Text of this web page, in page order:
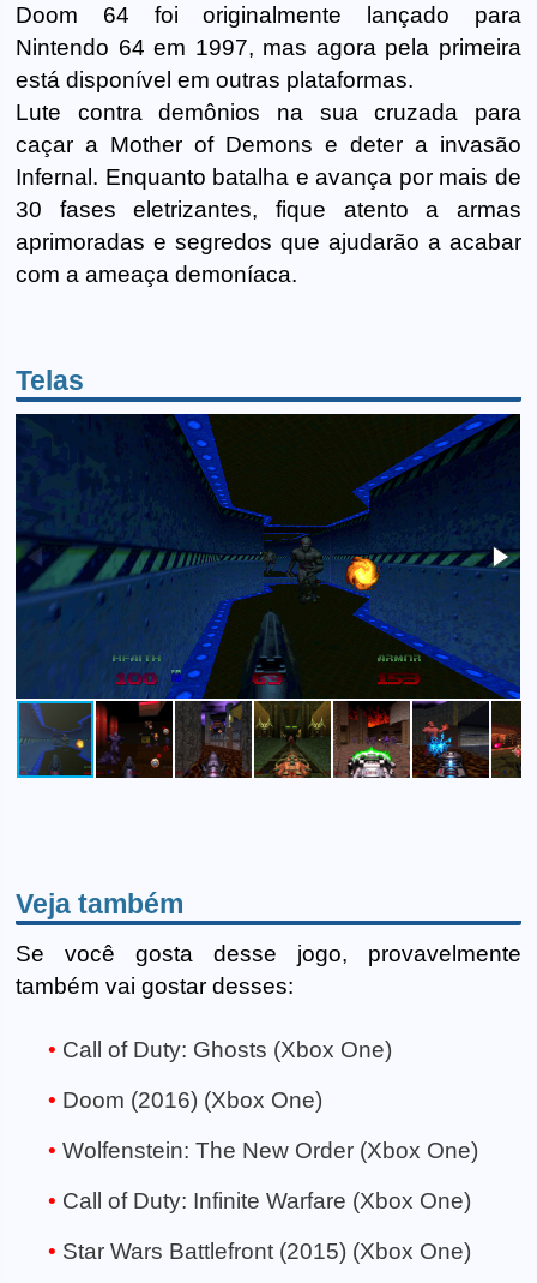
Doom 64 foi originalmente lançado para
Nintendo 64 em 1997, mas agora pela primeira
está disponível em outras plataformas.
Lute contra demônios na sua cruzada para
caçar a Mother of Demons e deter a invasão
Infernal. Enquanto batalha e avança por mais de
30 fases eletrizantes, fique atento a armas
aprimoradas e segredos que ajudarão a acabar
com a ameaça demoníaca.
Telas
Veja também
Se você gosta desse jogo, provavelmente
também vai gostar desses:
Call of Duty: Ghosts (Xbox One)
Doom (2016) (Xbox One)
Wolfenstein: The New Order (Xbox One)
Call of Duty: Infinite Warfare (Xbox One)
Star Wars Battlefront (2015) (Xbox One)